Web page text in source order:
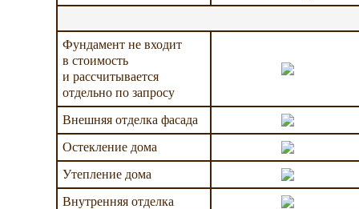
Фундамент не входит
в стоимость
и рассчитывается
отдельно по запросу
Внешняя отделка фасада
Остекление дома
Утепление дома
Внутренняя отделка